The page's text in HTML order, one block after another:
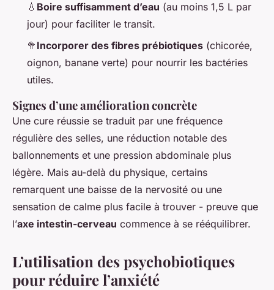
💧 Boire suffisamment d’eau (au moins 1,5 L par
jour) pour faciliter le transit.
🥦 Incorporer des fibres prébiotiques (chicorée,
oignon, banane verte) pour nourrir les bactéries
utiles.
Signes d’une amélioration concrète
Une cure réussie se traduit par une fréquence
régulière des selles, une réduction notable des
ballonnements et une pression abdominale plus
légère. Mais au-delà du physique, certains
remarquent une baisse de la nervosité ou une
sensation de calme plus facile à trouver - preuve que
l’axe intestin-cerveau commence à se rééquilibrer.
L’utilisation des psychobiotiques
pour réduire l’anxiété